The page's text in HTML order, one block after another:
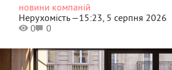
новини компаній
Нерухомість —15:23, 5 серпня 2026
0
0